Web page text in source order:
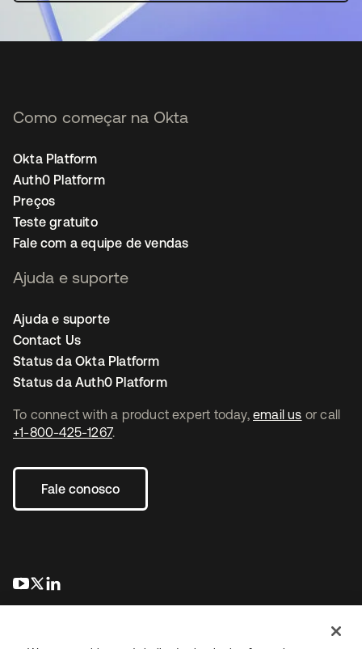
To connect with a product expert today, email us or call
+1-800-425-1267.
Fale conosco
abre em uma nova guia
abre em uma nova guia
Como começar na Okta
Okta Platform
Auth0 Platform
Preços
Teste gratuito
Fale com a equipe de vendas
Ajuda e suporte
Ajuda e suporte
Contact Us
Status da Okta Platform
Status da Auth0 Platform